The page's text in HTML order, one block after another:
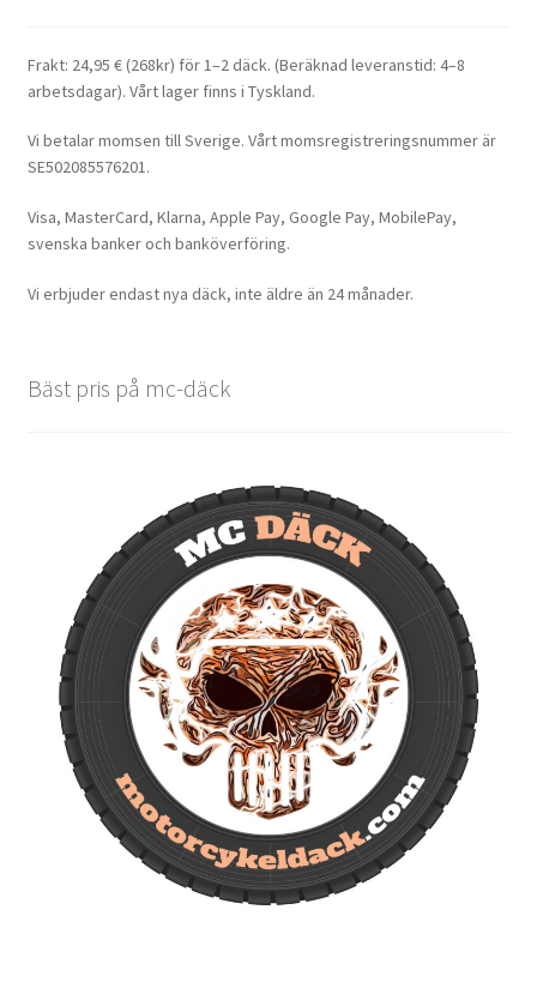
Frakt: 24,95 € (268kr) för 1–2 däck. (Beräknad leveranstid: 4–8
arbetsdagar). Vårt lager finns i Tyskland.
Vi betalar momsen till Sverige. Vårt momsregistreringsnummer är
SE502085576201.
Visa, MasterCard, Klarna, Apple Pay, Google Pay, MobilePay,
svenska banker och banköverföring.
Vi erbjuder endast nya däck, inte äldre än 24 månader.
Bäst pris på mc-däck